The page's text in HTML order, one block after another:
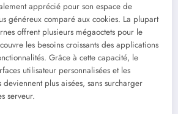
apprécié pour son espace de
généreux comparé aux cookies. La plupart
offrent plusieurs mégaoctets pour le
les besoins croissants des applications
Grâce à cette capacité, le
utilisateur personnalisées et les
deviennent plus aisées, sans surcharger
serveur.